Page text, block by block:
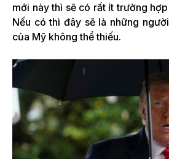
mới này thì sẽ có rất ít trường
Nếu có thì đây sẽ là những
của Mỹ không thể thiếu.